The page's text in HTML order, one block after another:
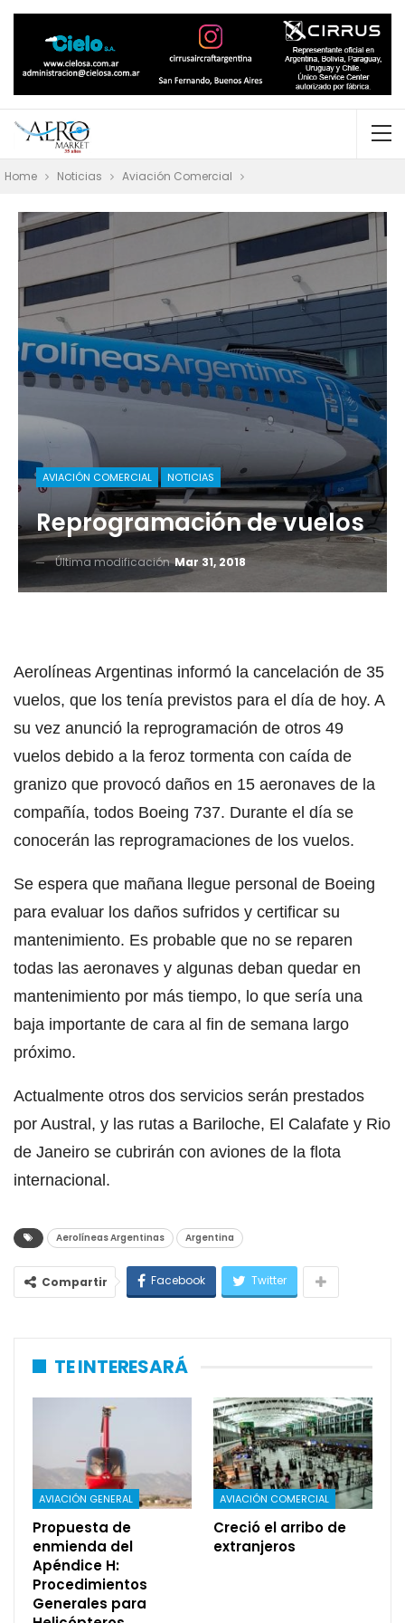
Home Noticias Aviación Comercial
AVIACIÓN COMERCIAL NOTICIAS
Reprogramación de vuelos
Última modificaciónMar 31, 2018
Aerolíneas Argentinas informó la cancelación de 35
vuelos, que los tenía previstos para el día de hoy. A
su vez anunció la reprogramación de otros 49
vuelos debido a la feroz tormenta con caída de
granizo que provocó daños en 15 aeronaves de la
compañía, todos Boeing 737. Durante el día se
conocerán las reprogramaciones de los vuelos.
Se espera que mañana llegue personal de Boeing
para evaluar los daños sufridos y certificar su
mantenimiento. Es probable que no se reparen
todas las aeronaves y algunas deban quedar en
mantenimiento por más tiempo, lo que sería una
baja importante de cara al fin de semana largo
próximo.
Actualmente otros dos servicios serán prestados
por Austral, y las rutas a Bariloche, El Calafate y Rio
de Janeiro se cubrirán con aviones de la flota
internacional.
Aerolíneas Argentinas Argentina
Compartir Facebook Twitter
TE INTERESARÁ
AVIACIÓN GENERAL
Propuesta de
enmienda del
Apéndice H:
Procedimientos
Generales para
AVIACIÓN COMERCIAL
Creció el arribo de
extranjeros